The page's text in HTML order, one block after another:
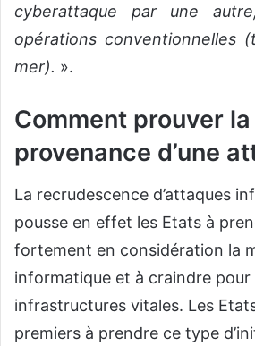
cyberattaque par une
opérations conventionnelles
mer). ».
Comment prouver la
provenance d’une
La recrudescence d’attaques
pousse en effet les Etats à
fortement en considération la
informatique et à craindre pour
infrastructures vitales. Les
premiers à prendre ce type